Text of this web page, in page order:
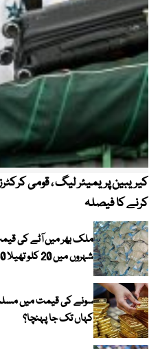
کرنے کا فیصلہ
ملک بھر میں آٹے کی
شہروں میں 20 کلو تھیلا 100 روپے تک مہنگا
سونے کی قیمت میں
کہاں تک جا پہنچا؟